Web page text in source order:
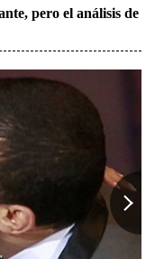
pero el análisis de